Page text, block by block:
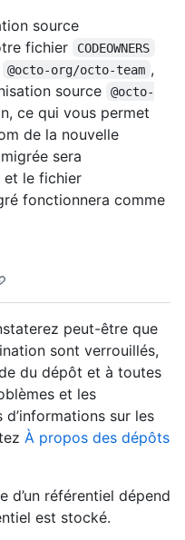
source
fichier CODEOWNERS
@octo-org/octo-team ,
source
@octo-
ce qui vous permet
de la nouvelle
sera
et le fichier
fonctionnera comme
peut-être que
sont verrouillés,
du dépôt et à toutes
et les
sur les
À propos des dépôts
d’un référentiel dépend
est stocké.